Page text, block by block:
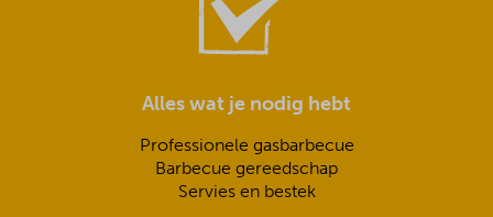
Alles wat je nodig hebt
Professionele gasbarbecue
Barbecue gereedschap
Servies en bestek